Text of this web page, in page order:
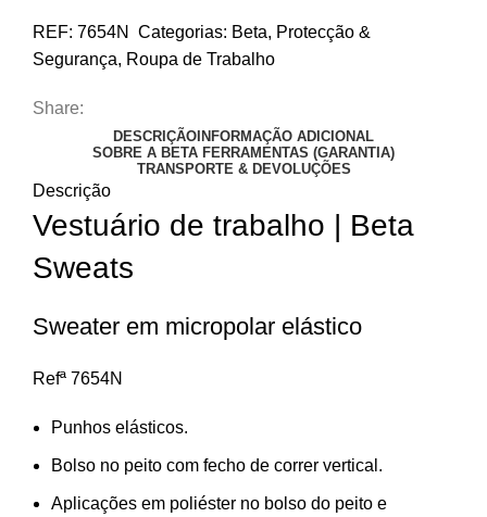
REF: 7654N Categorias: Beta, Protecção &
Segurança, Roupa de Trabalho
Share:
DESCRIÇÃOINFORMAÇÃO ADICIONAL
SOBRE A BETA FERRAMENTAS (GARANTIA)
TRANSPORTE & DEVOLUÇÕES
Descrição
Vestuário de trabalho | Beta
Sweats
Sweater em micropolar elástico
Refª 7654N
Punhos elásticos.
Bolso no peito com fecho de correr vertical.
Aplicações em poliéster no bolso do peito e